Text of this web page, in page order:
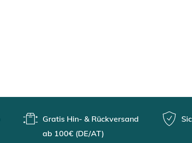
Gratis Hin- & Rückversand
ab 100€ (DE/AT)